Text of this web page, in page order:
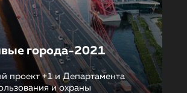
города-2021
проект +1 и Департамента
и охраны